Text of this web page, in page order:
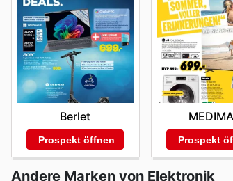
Berlet
Prospekt öffnen Prospekt
Andere Marken von Elektronik